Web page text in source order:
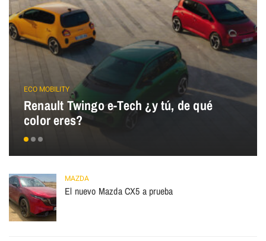
ECO MOBILITY
Renault Twingo e-Tech ¿y tú, de qué
color eres?
MAZDA
El nuevo Mazda CX5 a prueba